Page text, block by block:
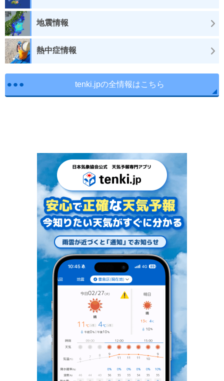
地震情報
熱中症情報
tenki.jpの全情報はこちら